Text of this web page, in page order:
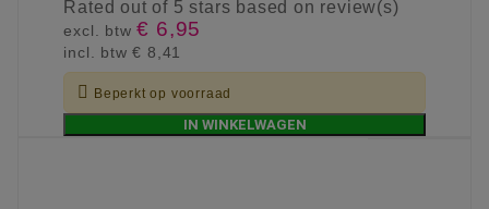
Ratedout of 5 stars based on review(s)
excl. btw€ 6,95
incl. btw€ 8,41
 Beperkt op voorraad
IN WINKELWAGEN